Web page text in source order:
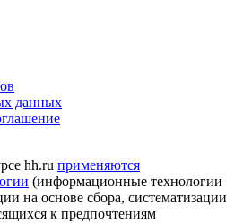
данных
hh.ru применяются
(информационные технологии
на основе сбора, систематизации
к предпочтениям